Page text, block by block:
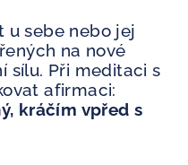
u sebe nebo jej
na nové
sílu. Při meditaci s
afirmaci:
kráčím vpřed s